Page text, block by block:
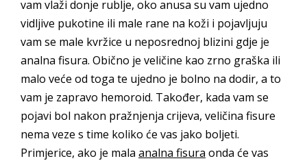
vam vlaži donje rublje, oko anusa su vam ujedno
vidljive pukotine ili male rane na koži i pojavljuju
vam se male kvržice u neposrednoj blizini gdje je
analna fisura. Obično je veličine kao zrno graška ili
malo veće od toga te ujedno je bolno na dodir, a to
vam je zapravo hemoroid. Također, kada vam se
pojavi bol nakon pražnjenja crijeva, veličina fisure
nema veze s time koliko će vas jako boljeti.
Primjerice, ako je mala analna fisura onda će vas